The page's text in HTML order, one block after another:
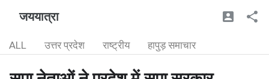
जययात्रा
ALL उत्तर प्रदेश राष्ट्रीय हापुड़ समाचार